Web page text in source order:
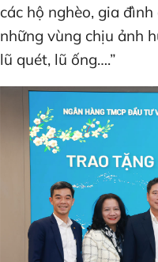
các hộ nghèo, gia
những vùng chịu ảnh
lũ quét, lũ ống….”